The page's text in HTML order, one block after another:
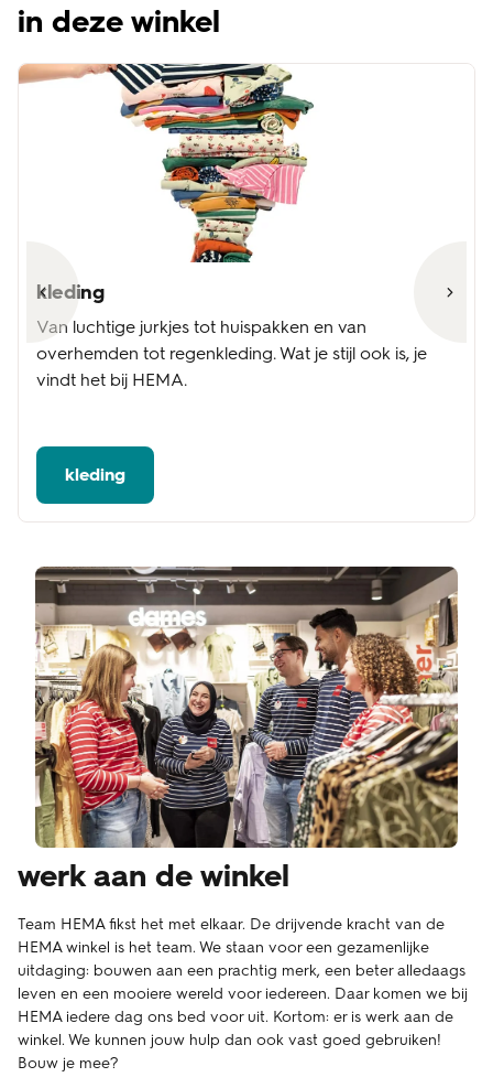
in deze winkel
kleding
Van luchtige jurkjes tot huispakken en van
overhemden tot regenkleding. Wat je stijl ook is, je
vindt het bij HEMA.
kleding
werk aan de winkel
Team HEMA fikst het met elkaar. De drijvende kracht van de
HEMA winkel is het team. We staan voor een gezamenlijke
uitdaging: bouwen aan een prachtig merk, een beter alledaags
leven en een mooiere wereld voor iedereen. Daar komen we bij
HEMA iedere dag ons bed voor uit. Kortom: er is werk aan de
winkel. We kunnen jouw hulp dan ook vast goed gebruiken!
Bouw je mee?